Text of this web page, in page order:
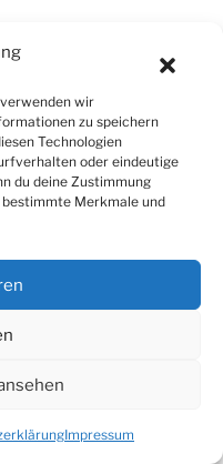
wir
zu speichern
Technologien
oder eindeutige
du deine Zustimmung
Merkmale und
Impressum
e.V.